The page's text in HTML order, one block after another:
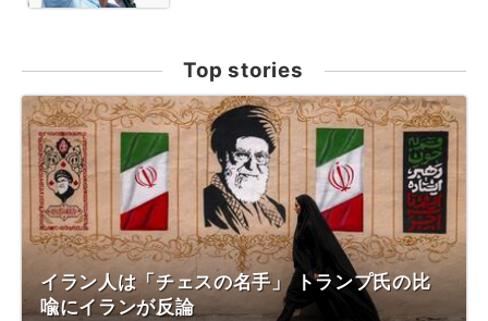
Top stories
イラン人は「チェスの名手」 トランプ氏の比
喩にイランが反論